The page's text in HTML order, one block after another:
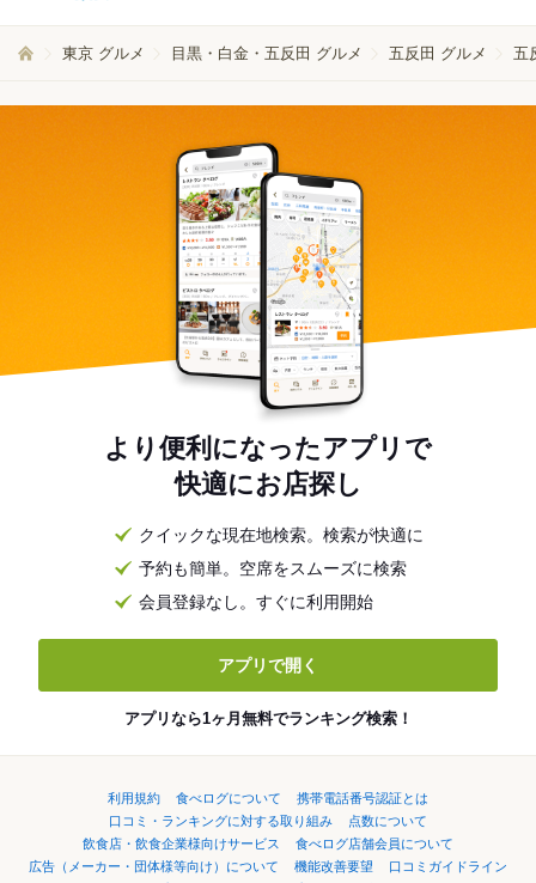
東京 グルメ 目黒・白金・五反田 グルメ 五反田 グルメ 五
より便利になったアプリで
快適にお店探し
クイックな現在地検索。検索が快適に
予約も簡単。空席をスムーズに検索
会員登録なし。すぐに利用開始
アプリで開く
アプリなら1ヶ月無料でランキング検索！
利用規約 食べログについて
携帯電話番号認証とは
口コミ・ランキングに対する取り組み
点数について
飲食店・飲食企業様向けサービス
食べログ店舗会員について
広告（メーカー・団体様等向け）について
機能改善要望
口コミガイドライン